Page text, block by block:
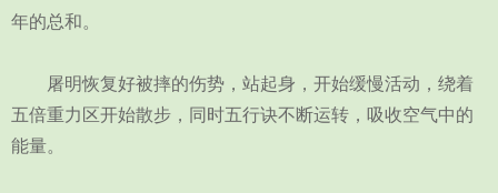
年的总和。
屠明恢复好被摔的伤势，站起身，开始缓慢活动，绕着
五倍重力区开始散步，同时五行诀不断运转，吸收空气中的
能量。